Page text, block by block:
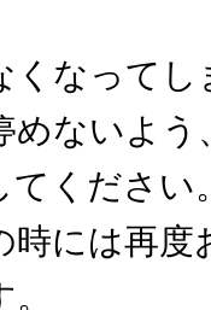
くなってし
めないよう
てくださ
時には再度